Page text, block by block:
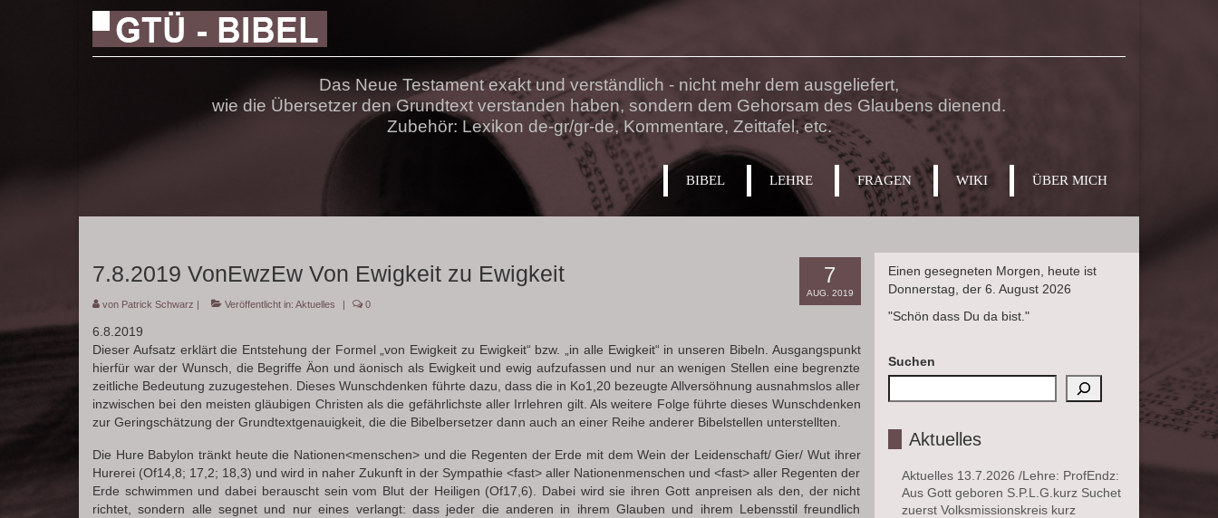
Das Neue Testament exakt und verständlich - nicht mehr dem ausgeliefert,
wie die Übersetzer den Grundtext verstanden haben, sondern dem Gehorsam des Glaubens dienend.
Zubehör: Lexikon de-gr/gr-de, Kommentare, Zeittafel, etc.
BIBEL LEHRE FRAGEN WIKI ÜBER MICH
7
AUG. 2019
7.8.2019 VonEwzEw Von Ewigkeit zu Ewigkeit
von Patrick Schwarz | Veröffentlicht in: Aktuelles | 0
6.8.2019
Dieser Aufsatz erklärt die Entstehung der Formel „von Ewigkeit zu Ewigkeit“ bzw. „in alle Ewigkeit“ in unseren Bibeln. Ausgangspunkt
hierfür war der Wunsch, die Begriffe Äon und äonisch als Ewigkeit und ewig aufzufassen und nur an wenigen Stellen eine begrenzte
zeitliche Bedeutung zuzugestehen. Dieses Wunschdenken führte dazu, dass die in Ko1,20 bezeugte Allversöhnung ausnahmslos aller
inzwischen bei den meisten gläubigen Christen als die gefährlichste aller Irrlehren gilt. Als weitere Folge führte dieses Wunschdenken
zur Geringschätzung der Grundtextgenauigkeit, die die Bibelbersetzer dann auch an einer Reihe anderer Bibelstellen unterstellten.
Die Hure Babylon tränkt heute die Nationen<menschen> und die Regenten der Erde mit dem Wein der Leidenschaft/ Gier/ Wut ihrer
Hurerei (Of14,8; 17,2; 18,3) und wird in naher Zukunft in der Sympathie <fast> aller Nationenmenschen und <fast> aller Regenten der
Erde schwimmen und dabei berauscht sein vom Blut der Heiligen (Of17,6). Dabei wird sie ihren Gott anpreisen als den, der nicht
richtet, sondern alle segnet und nur eines verlangt: dass jeder die anderen in ihrem Glauben und ihrem Lebensstil freundlich
Einen gesegneten Morgen, heute ist
Donnerstag, der 6. August 2026
"Schön dass Du da bist."
Suchen
Aktuelles
Aktuelles 13.7.2026 /Lehre: ProfEndz:
Aus Gott geboren S.P.L.G.kurz Suchet
zuerst Volksmissionskreis kurz